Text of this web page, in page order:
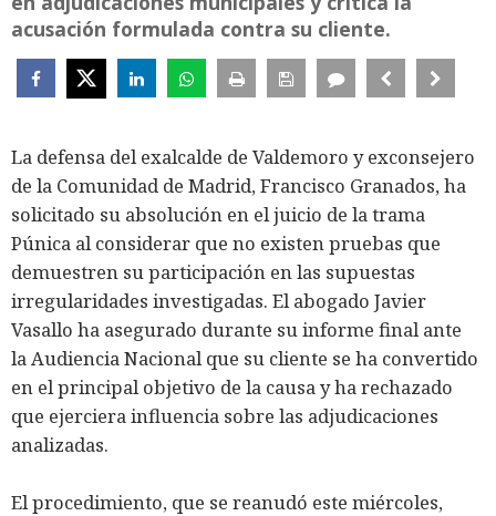
acusación formulada contra su cliente.
La defensa del exalcalde de Valdemoro y exconsejero
de la Comunidad de Madrid, Francisco Granados, ha
solicitado su absolución en el juicio de la trama
Púnica al considerar que no existen pruebas que
demuestren su participación en las supuestas
irregularidades investigadas. El abogado Javier
Vasallo ha asegurado durante su informe final ante
la Audiencia Nacional que su cliente se ha convertido
en el principal objetivo de la causa y ha rechazado
que ejerciera influencia sobre las adjudicaciones
analizadas.
El procedimiento, que se reanudó este miércoles,